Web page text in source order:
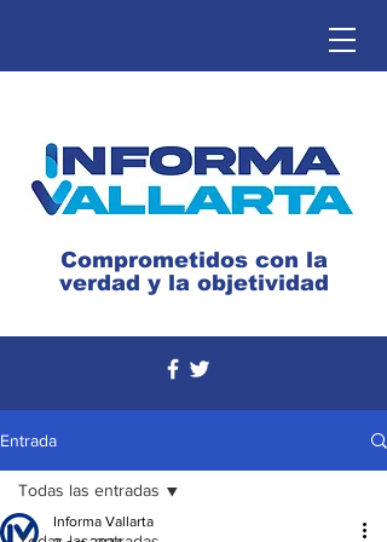
Comprometidos con la
verdad y la objetividad
Entrada
Todas las entradas
Informa Vallarta